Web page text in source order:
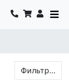
Фильтр…